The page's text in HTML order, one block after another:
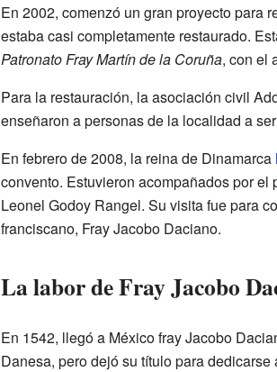
En 2002, comenzó un gran proyecto para
estaba casi completamente restaurado.
Patronato Fray Martín de la Coruña, con el
Para la restauración, la asociación civil
enseñaron a personas de la localidad a
En febrero de 2008, la reina de Dinamarca
convento. Estuvieron acompañados por el
Leonel Godoy Rangel. Su visita fue para
franciscano, Fray Jacobo Daciano.
La labor de Fray Jacobo
En 1542, llegó a México fray Jacobo
Danesa, pero dejó su título para